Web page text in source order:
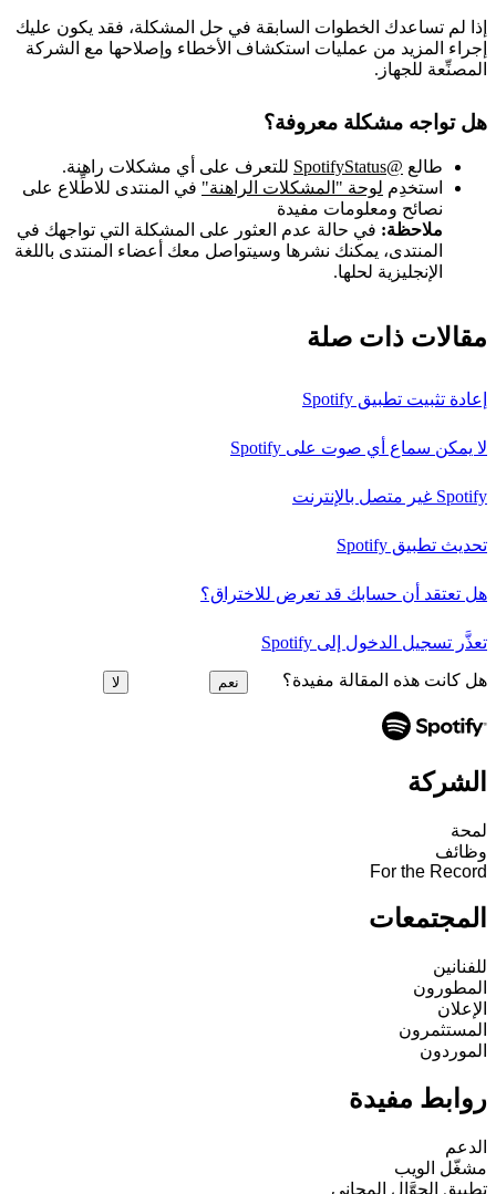
إذا لم تساعدك الخطوات السابقة في حل المشكلة، فقد يكون عليك
إجراء المزيد من عمليات استكشاف الأخطاء وإصلاحها مع الشركة
المصنِّعة للجهاز.
هل تواجه مشكلة معروفة؟
طالع @SpotifyStatus
للتعرف على أي مشكلات راهنة.
استخدِم لوحة "المشكلات الراهنة" في المنتدى للاطِّلاع على
نصائح ومعلومات مفيدة
ملاحظة: في حالة عدم العثور على المشكلة التي تواجهك في
المنتدى، يمكنك نشرها وسيتواصل معك أعضاء المنتدى باللغة
الإنجليزية لحلها.
مقالات ذات صلة
إعادة تثبيت تطبيق Spotify
لا يمكن سماع أي صوت على Spotify
Spotify غير متصل بالإنترنت
تحديث تطبيق Spotify
هل تعتقد أن حسابك قد تعرض للاختراق؟
تعذَّر تسجيل الدخول إلى Spotify
هل كانت هذه المقالة مفيدة؟ نعم لا
الشركة
لمحة
وظائف
For the Record
المجتمعات
للفنانين
المطورون
الإعلان
المستثمرون
الموردون
روابط مفيدة
الدعم
مشغّل الويب
تطبيق الجوَّال المجاني